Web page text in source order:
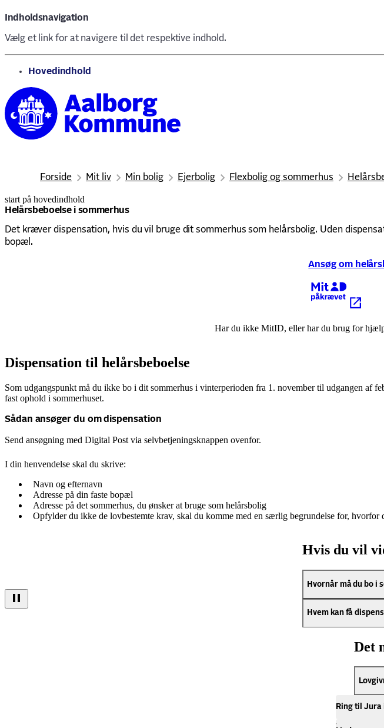
Indholdsnavigation
Vælg et link for at navigere til det respektive indhold.
gå til
Hovedindhold
Forside Mit liv Min bolig Ejerbolig Flexbolig og sommerhus
start på hovedindhold
Helårsbeboelse i sommerhus
Det kræver dispensation, hvis du vil bruge dit sommerhus som helårsbolig. Uden
bopæl.
senest opdateret 29. maj 2026
Ansøg om
Kræver MitID
Har du ikke MitID, eller har du brug for
Dispensation til helårsbeboelse
Som udgangspunkt må du ikke bo i dit sommerhus i vinterperioden fra 1. november til udgangen af
fast ophold i sommerhuset.
Sådan ansøger du om dispensation
Send ansøgning med Digital Post via selvbetjeningsknappen ovenfor.
I din henvendelse skal du skrive:
Navn og efternavn
Adresse på din faste bopæl
Adresse på det sommerhus, du ønsker at bruge som helårsbolig
Opfylder du ikke de lovbestemte krav, skal du komme med en særlig begrundelse for, hvorfor
Hvis du vil
Hvornår må du bo i
Hvem kan få
Det
Ring til Jura